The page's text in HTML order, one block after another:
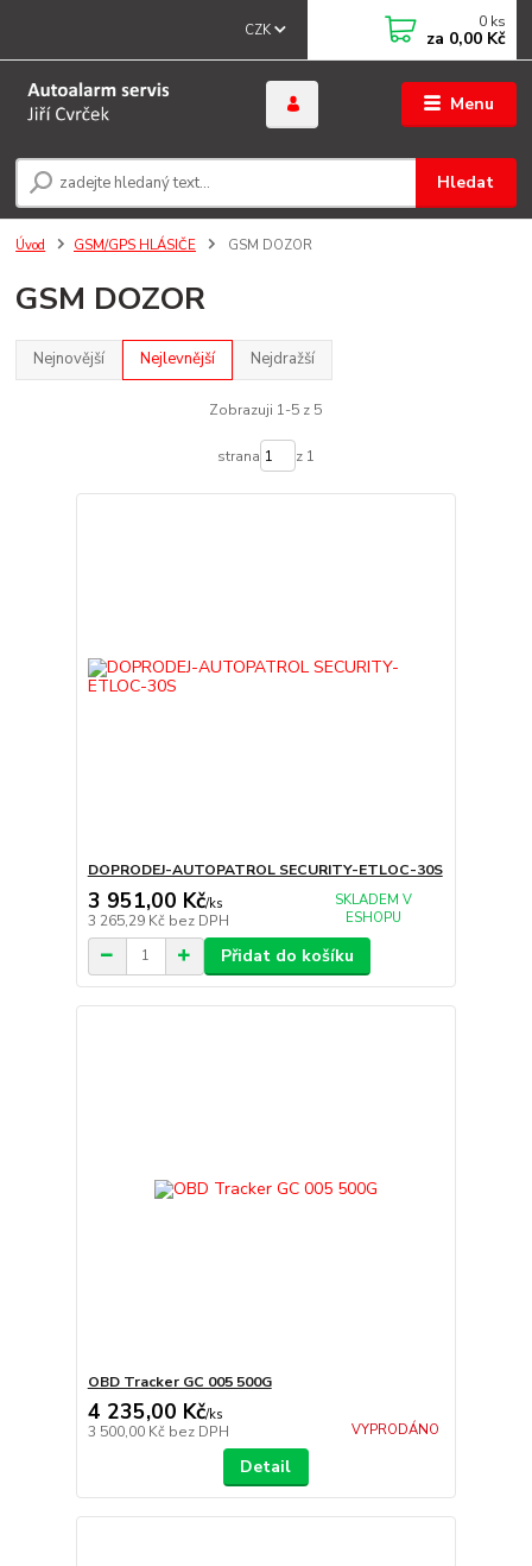
Menu
CZK
Hledat
0 ks
za 0,00 Kč
Úvod GSM/GPS HLÁSIČE GSM DOZOR
GSM DOZOR
Nejnovější Nejlevnější Nejdražší
Zobrazuji 1-5 z 5
strana z 1
DOPRODEJ-AUTOPATROL SECURITY-ETLOC-30S
3 951,00 Kč/ks
3 265,29 Kč bez DPH
SKLADEM V
ESHOPU
Přidat do košíku
OBD Tracker GC 005 500G
4 235,00 Kč/ks
3 500,00 Kč bez DPH VYPRODÁNO
Detail